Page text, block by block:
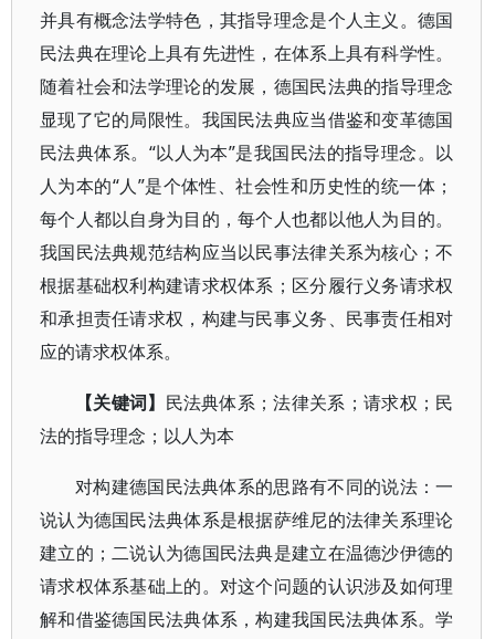
并具有概念法学特色，其指导理念是个人主义。德国
民法典在理论上具有先进性，在体系上具有科学性。
随着社会和法学理论的发展，德国民法典的指导理念
显现了它的局限性。我国民法典应当借鉴和变革德国
民法典体系。“以人为本”是我国民法的指导理念。以
人为本的“人”是个体性、社会性和历史性的统一体；
每个人都以自身为目的，每个人也都以他人为目的。
我国民法典规范结构应当以民事法律关系为核心；不
根据基础权利构建请求权体系；区分履行义务请求权
和承担责任请求权，构建与民事义务、民事责任相对
应的请求权体系。
【关键词】 民法典体系；法律关系；请求权；民
法的指导理念；以人为本
对构建德国民法典体系的思路有不同的说法：一
说认为德国民法典体系是根据萨维尼的法律关系理论
建立的；二说认为德国民法典是建立在温德沙伊德的
请求权体系基础上的。对这个问题的认识涉及如何理
解和借鉴德国民法典体系，构建我国民法典体系。学